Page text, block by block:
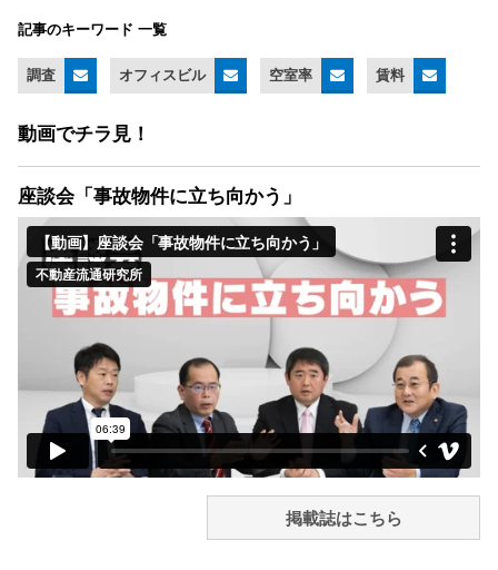
記事のキーワード 一覧
調査 オフィスビル 空室率 賃料
動画でチラ見！
座談会「事故物件に立ち向かう」
掲載誌はこちら